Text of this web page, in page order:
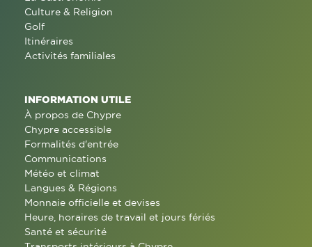
Culture & Religion
Golf
Itinéraires
Activités familiales
INFORMATION UTILE
À propos de Chypre
Chypre accessible
Formalités d'entrée
Communications
Météo et climat
Langues & Régions
Monnaie officielle et devises
Heure, horaires de travail et jours fériés
Santé et sécurité